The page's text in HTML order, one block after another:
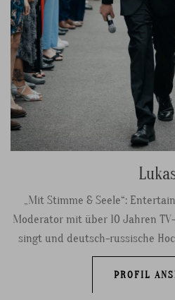
„Mit Stimme & Seele“:
Moderator mit über 10 Jahren
singt und deutsch-russische
PROFIL